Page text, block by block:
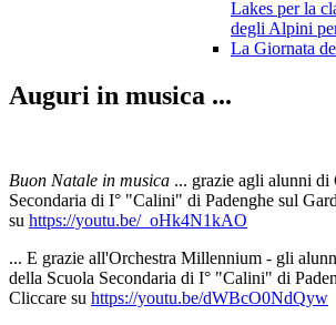
Lakes per la
degli Alpini
La Giornata
Auguri in musica ...
Buon Natale in musica ... grazie agli alunni di
Secondaria di I° "Calini" di Padenghe sul
su https://youtu.be/_oHk4N1kAO
... E grazie all'Orchestra Millennium - gli
della Scuola Secondaria di I° "Calini" di
Cliccare su https://youtu.be/dWBcO0NdQyw